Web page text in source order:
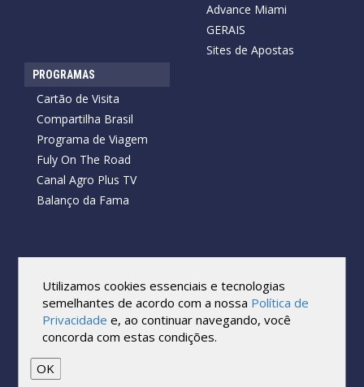
Advance Miami
GERAIS
Sites de Apostas
PROGRAMAS
Cartão de Visita
Compartilha Brasil
Programa de Viagem
Fuly On The Road
Canal Agro Plus TV
Balanço da Fama
Todos os direitos reservados.
Reprodução no todo ou em parte sob qualquer forma ou meio,
sem expressa autorização por escrito do Cartão de Visita, é
proibida.
As marcas e imagens utilizadas no projeto são os direitos autorais
Utilizamos cookies essenciais e tecnologias
semelhantes de acordo com a nossa Política de
Privacidade e, ao continuar navegando, você
concorda com estas condições.
OK